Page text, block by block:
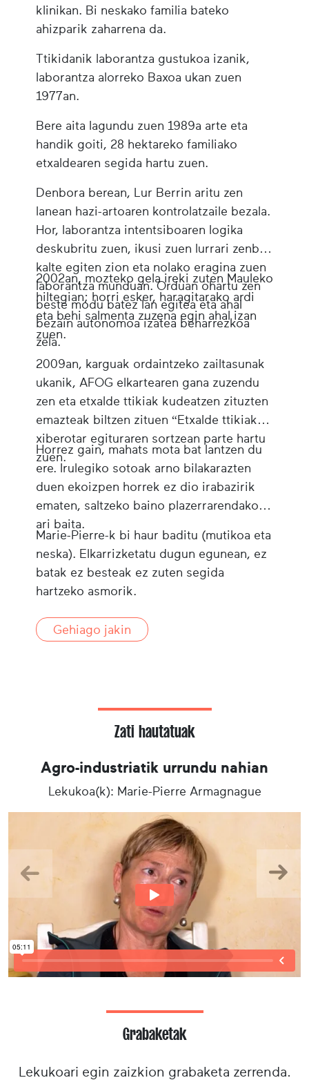
klinikan. Bi neskako familia bateko
ahizparik zaharrena da.
Ttikidanik laborantza gustukoa izanik,
laborantza alorreko Baxoa ukan zuen
1977an.
Bere aita lagundu zuen 1989a arte eta
handik goiti, 28 hektareko familiako
etxaldearen segida hartu zuen.
Denbora berean, Lur Berrin aritu zen
lanean hazi-artoaren kontrolatzaile bezala.
Hor, laborantza intentsiboaren logika
deskubritu zuen, ikusi zuen lurrari zenbat
kalte egiten zion eta nolako eragina zuen
laborantza munduan. Orduan ohartu zen
beste modu batez lan egitea eta ahal
bezain autonomoa izatea beharrezkoa
zela.
2002an, mozteko gela ireki zuten Mauleko
hiltegian; horri esker, haragitarako ardi
eta behi salmenta zuzena egin ahal izan
zuen.
2009an, karguak ordaintzeko zailtasunak
ukanik, AFOG elkartearen gana zuzendu
zen eta etxalde ttikiak kudeatzen zituzten
emazteak biltzen zituen “Etxalde ttikiak”
xiberotar egituraren sortzean parte hartu
zuen.
Horrez gain, mahats mota bat lantzen du
ere. Irulegiko sotoak arno bilakarazten
duen ekoizpen horrek ez dio irabazirik
ematen, saltzeko baino plazerrarendako
ari baita.
Marie-Pierre-k bi haur baditu (mutikoa eta
neska). Elkarrizketatu dugun egunean, ez
batak ez besteak ez zuten segida
hartzeko asmorik.
Gehiago jakin
Zati hautatuak
Agro-industriatik urrundu nahian
Lekukoa(k): Marie-Pierre Armagnague
Aurrekoa
Grabaketak
Lekukoari egin zaizkion grabaketa zerrenda.